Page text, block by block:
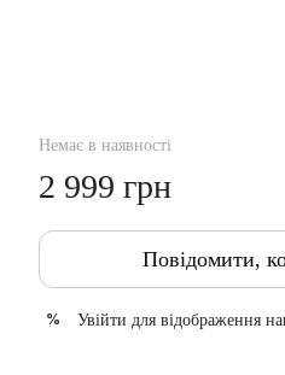
Немає в наявності
2 999 грн
Повідомити,
% Увійти для відображення